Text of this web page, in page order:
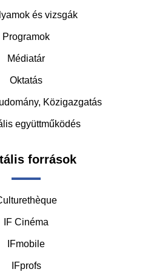
és vizsgák
Programok
Médiatár
Oktatás
Közigazgatás
együttműködés
források
IF Cinéma
IFmobile
IFprofs